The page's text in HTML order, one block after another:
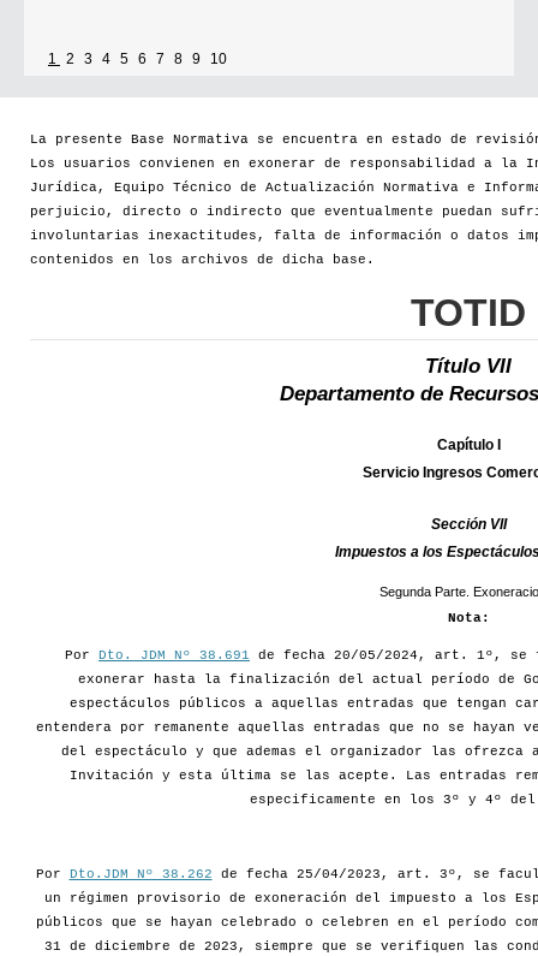
1 2 3 4 5 6 7 8 9 10
La presente Base Normativa se encuentra en estado de
Los usuarios convienen en exonerar de responsabilidad a la
Jurídica, Equipo Técnico de Actualización Normativa e
perjuicio, directo o indirecto que eventualmente puedan
involuntarias inexactitudes, falta de información o datos
contenidos en los archivos de dicha base.
TOTID
Título VII
Departamento de
Capítulo I
Servicio Ingresos
Sección VII
Impuestos a los
Segunda Parte.
Nota:
Por Dto. JDM Nº 38.691 de fecha 20/05/2024, art. 1º, se
exonerar hasta la finalización del actual período de
espectáculos públicos a aquellas entradas que tengan
entendera por remanente aquellas entradas que no se
del espectáculo y que ademas el organizador las
Invitación y esta última se las acepte. Las entradas
especificamente en los 3º y 4º
Por Dto.JDM Nº 38.262 de fecha 25/04/2023, art. 3º, se
un régimen provisorio de exoneración del impuesto a los
públicos que se hayan celebrado o celebren en el período
31 de diciembre de 2023, siempre que se verifiquen las